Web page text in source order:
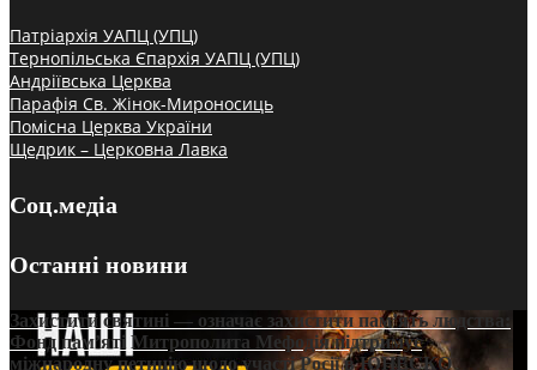
Патріархія УАПЦ (УПЦ)
Тернопільська Єпархія УАПЦ (УПЦ)
Андріївська Церква
Парафія Св. Жінок-Мироносиць
Помісна Церква України
Щедрик – Церковна Лавка
Соц.медіа
Останні новини
Захистити святині — означає захистити пам’ять людства:
Фонд пам’яті Митрополита Мефодія підтримує
міжнародну петицію щодо участі Росії в ЮНЕСКО